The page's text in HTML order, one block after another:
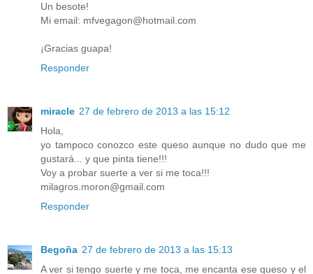
Un besote!
Mi email: mfvegagon@hotmail.com
¡Gracias guapa!
Responder
miracle 27 de febrero de 2013 a las 15:12
Hola,
yo tampoco conozco este queso aunque no dudo que me
gustará... y que pinta tiene!!!
Voy a probar suerte a ver si me toca!!!
milagros.moron@gmail.com
Responder
Begoña 27 de febrero de 2013 a las 15:13
A ver si tengo suerte y me toca, me encanta ese queso y el